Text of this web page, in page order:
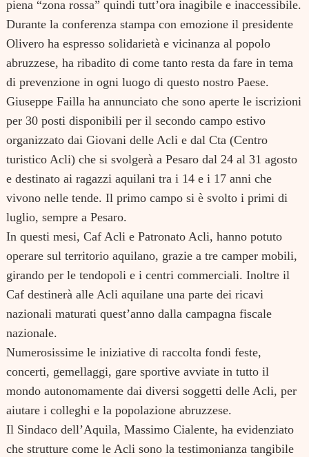
piena “zona rossa” quindi tutt’ora inagibile e inaccessibile.
Durante la conferenza stampa con emozione il presidente
Olivero ha espresso solidarietà e vicinanza al popolo
abruzzese, ha ribadito di come tanto resta da fare in tema
di prevenzione in ogni luogo di questo nostro Paese.
Giuseppe Failla ha annunciato che sono aperte le iscrizioni
per 30 posti disponibili per il secondo campo estivo
organizzato dai Giovani delle Acli e dal Cta (Centro
turistico Acli) che si svolgerà a Pesaro dal 24 al 31 agosto
e destinato ai ragazzi aquilani tra i 14 e i 17 anni che
vivono nelle tende. Il primo campo si è svolto i primi di
luglio, sempre a Pesaro.
In questi mesi, Caf Acli e Patronato Acli, hanno potuto
operare sul territorio aquilano, grazie a tre camper mobili,
girando per le tendopoli e i centri commerciali. Inoltre il
Caf destinerà alle Acli aquilane una parte dei ricavi
nazionali maturati quest’anno dalla campagna fiscale
nazionale.
Numerosissime le iniziative di raccolta fondi feste,
concerti, gemellaggi, gare sportive avviate in tutto il
mondo autonomamente dai diversi soggetti delle Acli, per
aiutare i colleghi e la popolazione abruzzese.
Il Sindaco dell’Aquila, Massimo Cialente, ha evidenziato
che strutture come le Acli sono la testimonianza tangibile